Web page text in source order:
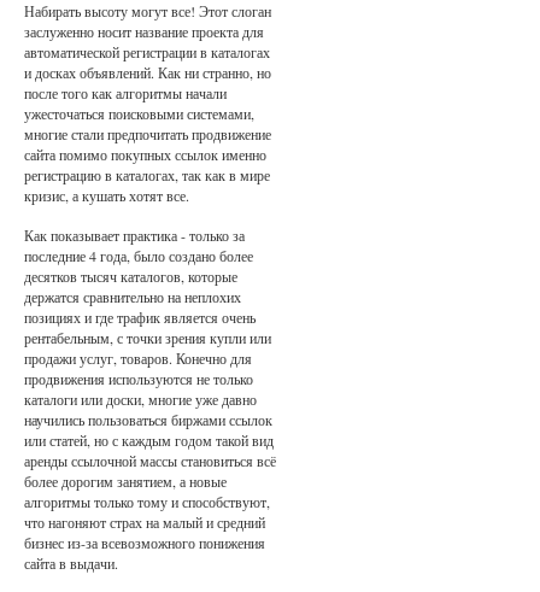
Набирать высоту могут все! Этот слоган
заслуженно носит название проекта для
автоматической регистрации в каталогах
и досках объявлений. Как ни странно, но
после того как алгоритмы начали
ужесточаться поисковыми системами,
многие стали предпочитать продвижение
сайта помимо покупных ссылок именно
регистрацию в каталогах, так как в мире
кризис, а кушать хотят все.
Как показывает практика - только за
последние 4 года, было создано более
десятков тысяч каталогов, которые
держатся сравнительно на неплохих
позициях и где трафик является очень
рентабельным, с точки зрения купли или
продажи услуг, товаров. Конечно для
продвижения используются не только
каталоги или доски, многие уже давно
научились пользоваться биржами ссылок
или статей, но с каждым годом такой вид
аренды ссылочной массы становиться всё
более дорогим занятием, а новые
алгоритмы только тому и способствуют,
что нагоняют страх на малый и средний
бизнес из-за всевозможного понижения
сайта в выдачи.